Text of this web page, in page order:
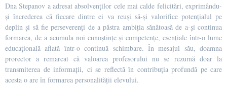
Dna Stepanov a adresat absolvenților cele mai calde felicitări, exprimându-
și încrederea că fiecare dintre ei va reuși să-și valorifice potențialul pe
deplin și să fie perseverenți de a păstra ambiția sănătoasă de a-și continua
formarea, de a acumula noi cunoștințe și competențe, esențiale într-o lume
educațională aflată într-o continuă schimbare. În mesajul său, doamna
prorector a remarcat că valoarea profesorului nu se rezumă doar la
transmiterea de informații, ci se reflectă în contribuția profundă pe care
acesta o are în formarea personalității elevului.